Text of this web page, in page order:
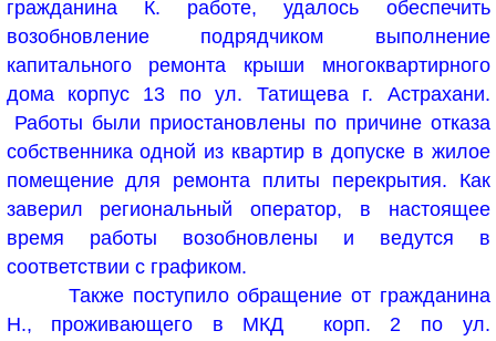
гражданина К. работе, удалось обеспечить
возобновление подрядчиком выполнение
капитального ремонта крыши многоквартирного
дома корпус 13 по ул. Татищева г. Астрахани.
Работы были приостановлены по причине отказа
собственника одной из квартир в допуске в жилое
помещение для ремонта плиты перекрытия. Как
заверил региональный оператор, в настоящее
время работы возобновлены и ведутся в
соответствии с графиком.
Также поступило обращение от гражданина
Н., проживающего в МКД
корп. 2 по ул.